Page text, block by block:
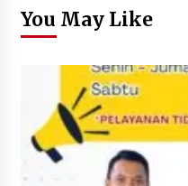
You May Like